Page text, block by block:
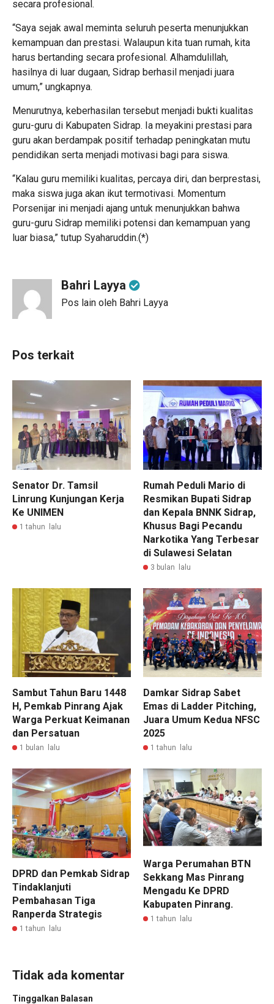
secara profesional.
“Saya sejak awal meminta seluruh peserta menunjukkan
kemampuan dan prestasi. Walaupun kita tuan rumah, kita
harus bertanding secara profesional. Alhamdulillah,
hasilnya di luar dugaan, Sidrap berhasil menjadi juara
umum,” ungkapnya.
Menurutnya, keberhasilan tersebut menjadi bukti kualitas
guru-guru di Kabupaten Sidrap. Ia meyakini prestasi para
guru akan berdampak positif terhadap peningkatan mutu
pendidikan serta menjadi motivasi bagi para siswa.
“Kalau guru memiliki kualitas, percaya diri, dan berprestasi,
maka siswa juga akan ikut termotivasi. Momentum
Porsenijar ini menjadi ajang untuk menunjukkan bahwa
guru-guru Sidrap memiliki potensi dan kemampuan yang
luar biasa,” tutup Syaharuddin.(*)
Bahri Layya
Pos lain oleh Bahri Layya
Pos terkait
Senator Dr. Tamsil
Linrung Kunjungan Kerja
Ke UNIMEN
1 tahun lalu
Rumah Peduli Mario di
Resmikan Bupati Sidrap
dan Kepala BNNK Sidrap,
Khusus Bagi Pecandu
Narkotika Yang Terbesar
di Sulawesi Selatan
3 bulan lalu
Sambut Tahun Baru 1448
H, Pemkab Pinrang Ajak
Warga Perkuat Keimanan
dan Persatuan
1 bulan lalu
Damkar Sidrap Sabet
Emas di Ladder Pitching,
Juara Umum Kedua NFSC
2025
1 tahun lalu
DPRD dan Pemkab Sidrap
Tindaklanjuti
Pembahasan Tiga
Ranperda Strategis
1 tahun lalu
Warga Perumahan BTN
Sekkang Mas Pinrang
Mengadu Ke DPRD
Kabupaten Pinrang.
1 tahun lalu
Tidak ada komentar
Tinggalkan Balasan